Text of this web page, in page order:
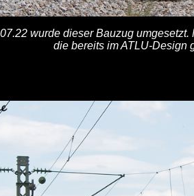
wurde dieser Bauzug
die bereits im ATLU-Design